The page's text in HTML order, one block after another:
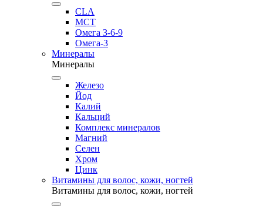
CLA
MCT
Омега 3-6-9
Омега-3
Минералы
Минералы
Железо
Йод
Калий
Кальций
Комплекс минералов
Магний
Селен
Хром
Цинк
Витамины для волос, кожи, ногтей
Витамины для волос, кожи, ногтей